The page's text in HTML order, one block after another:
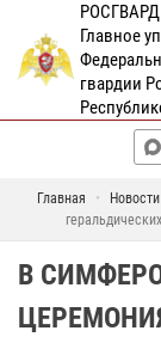
Главное
гвардии
Главная Новости
В